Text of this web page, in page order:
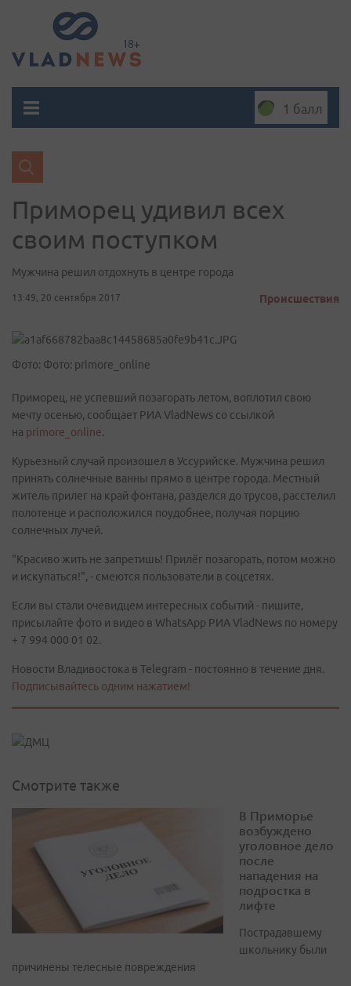
1 балл
Приморец удивил всех
своим поступком
Мужчина решил отдохнуть в центре города
13:49, 20 сентября 2017 Происшествия
Фото: Фото: primore_online
Приморец, не успевший позагорать летом, воплотил свою
мечту осенью, сообщает РИА VladNews со ссылкой
на primore_online.
Курьезный случай произошел в Уссурийске. Мужчина решил
принять солнечные ванны прямо в центре города. Местный
житель прилег на край фонтана, разделся до трусов, расстелил
полотенце и расположился поудобнее, получая порцию
солнечных лучей.
"Красиво жить не запретишь! Прилёг позагорать, потом можно
и искупаться!", - смеются пользователи в соцсетях.
Если вы стали очевидцем интересных событий - пишите,
присылайте фото и видео в WhatsApp РИА VladNews по номеру
+ 7 994 000 01 02.
Новости Владивостока в Telegram - постоянно в течение дня.
Подписывайтесь одним нажатием!
Смотрите также
В Приморье
возбуждено
уголовное дело
после
нападения на
подростка в
лифте
Пострадавшему
школьнику были
причинены телесные повреждения